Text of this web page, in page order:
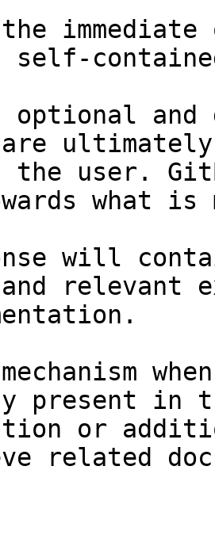
self-
and
the user.
what
will
relevant
present in
or